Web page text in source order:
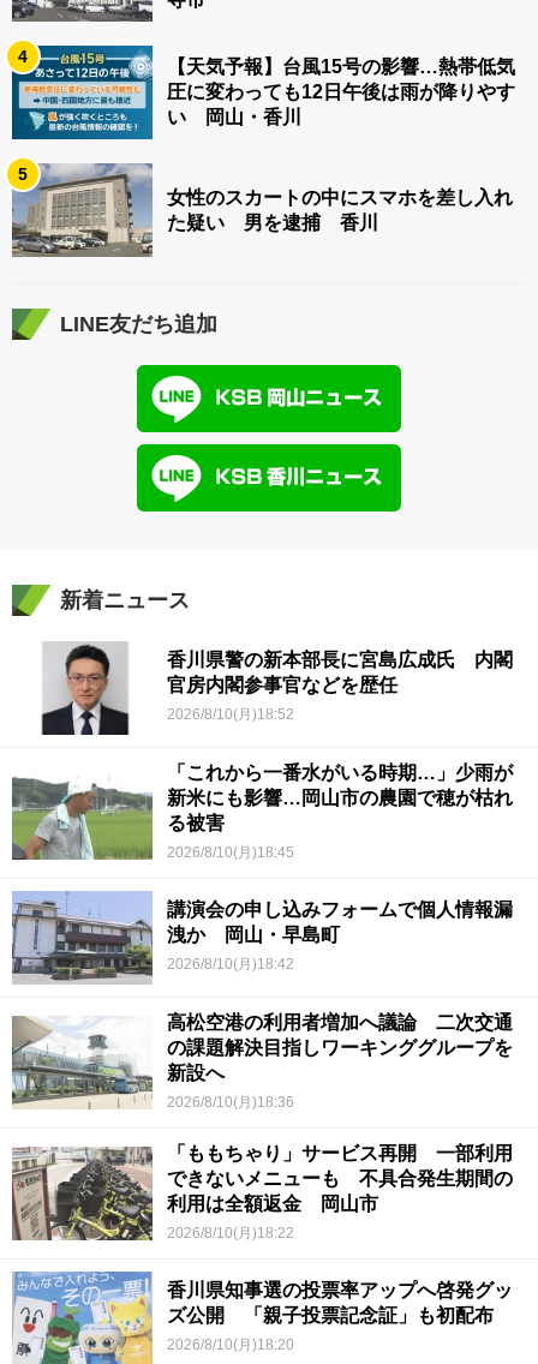
4
【天気予報】台風15号の影響…熱帯低気
圧に変わっても12日午後は雨が降りやす
い 岡山・香川
5
女性のスカートの中にスマホを差し入れ
た疑い 男を逮捕 香川
LINE友だち追加
新着ニュース
香川県警の新本部長に宮島広成氏 内閣
官房内閣参事官などを歴任
2026/8/10(月)18:52
「これから一番水がいる時期…」少雨が
新米にも影響…岡山市の農園で穂が枯れ
る被害
2026/8/10(月)18:45
講演会の申し込みフォームで個人情報漏
洩か 岡山・早島町
2026/8/10(月)18:42
高松空港の利用者増加へ議論 二次交通
の課題解決目指しワーキンググループを
新設へ
2026/8/10(月)18:36
「ももちゃり」サービス再開 一部利用
できないメニューも 不具合発生期間の
利用は全額返金 岡山市
2026/8/10(月)18:22
香川県知事選の投票率アップへ啓発グッ
ズ公開 「親子投票記念証」も初配布
2026/8/10(月)18:20